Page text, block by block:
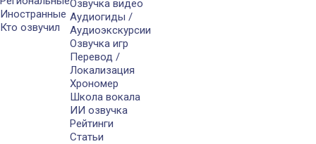
Иностранные
Кто озвучил
Озвучка видео
Аудиогиды /
Аудиоэкскурсии
Озвучка игр
Перевод /
Локализация
Хрономер
Школа вокала
ИИ озвучка
Рейтинги
Статьи